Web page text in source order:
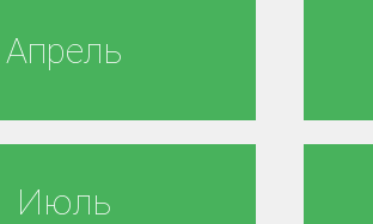
Апрель
Июль